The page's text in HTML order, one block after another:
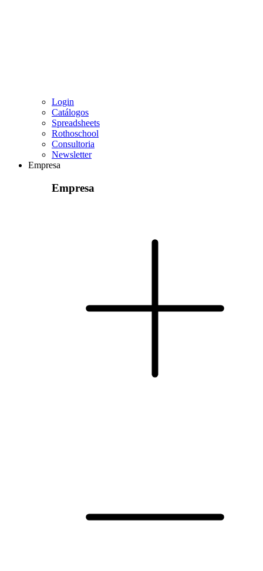
Login
Catálogos
Spreadsheets
Rothoschool
Consultoria
Newsletter
Empresa
Empresa